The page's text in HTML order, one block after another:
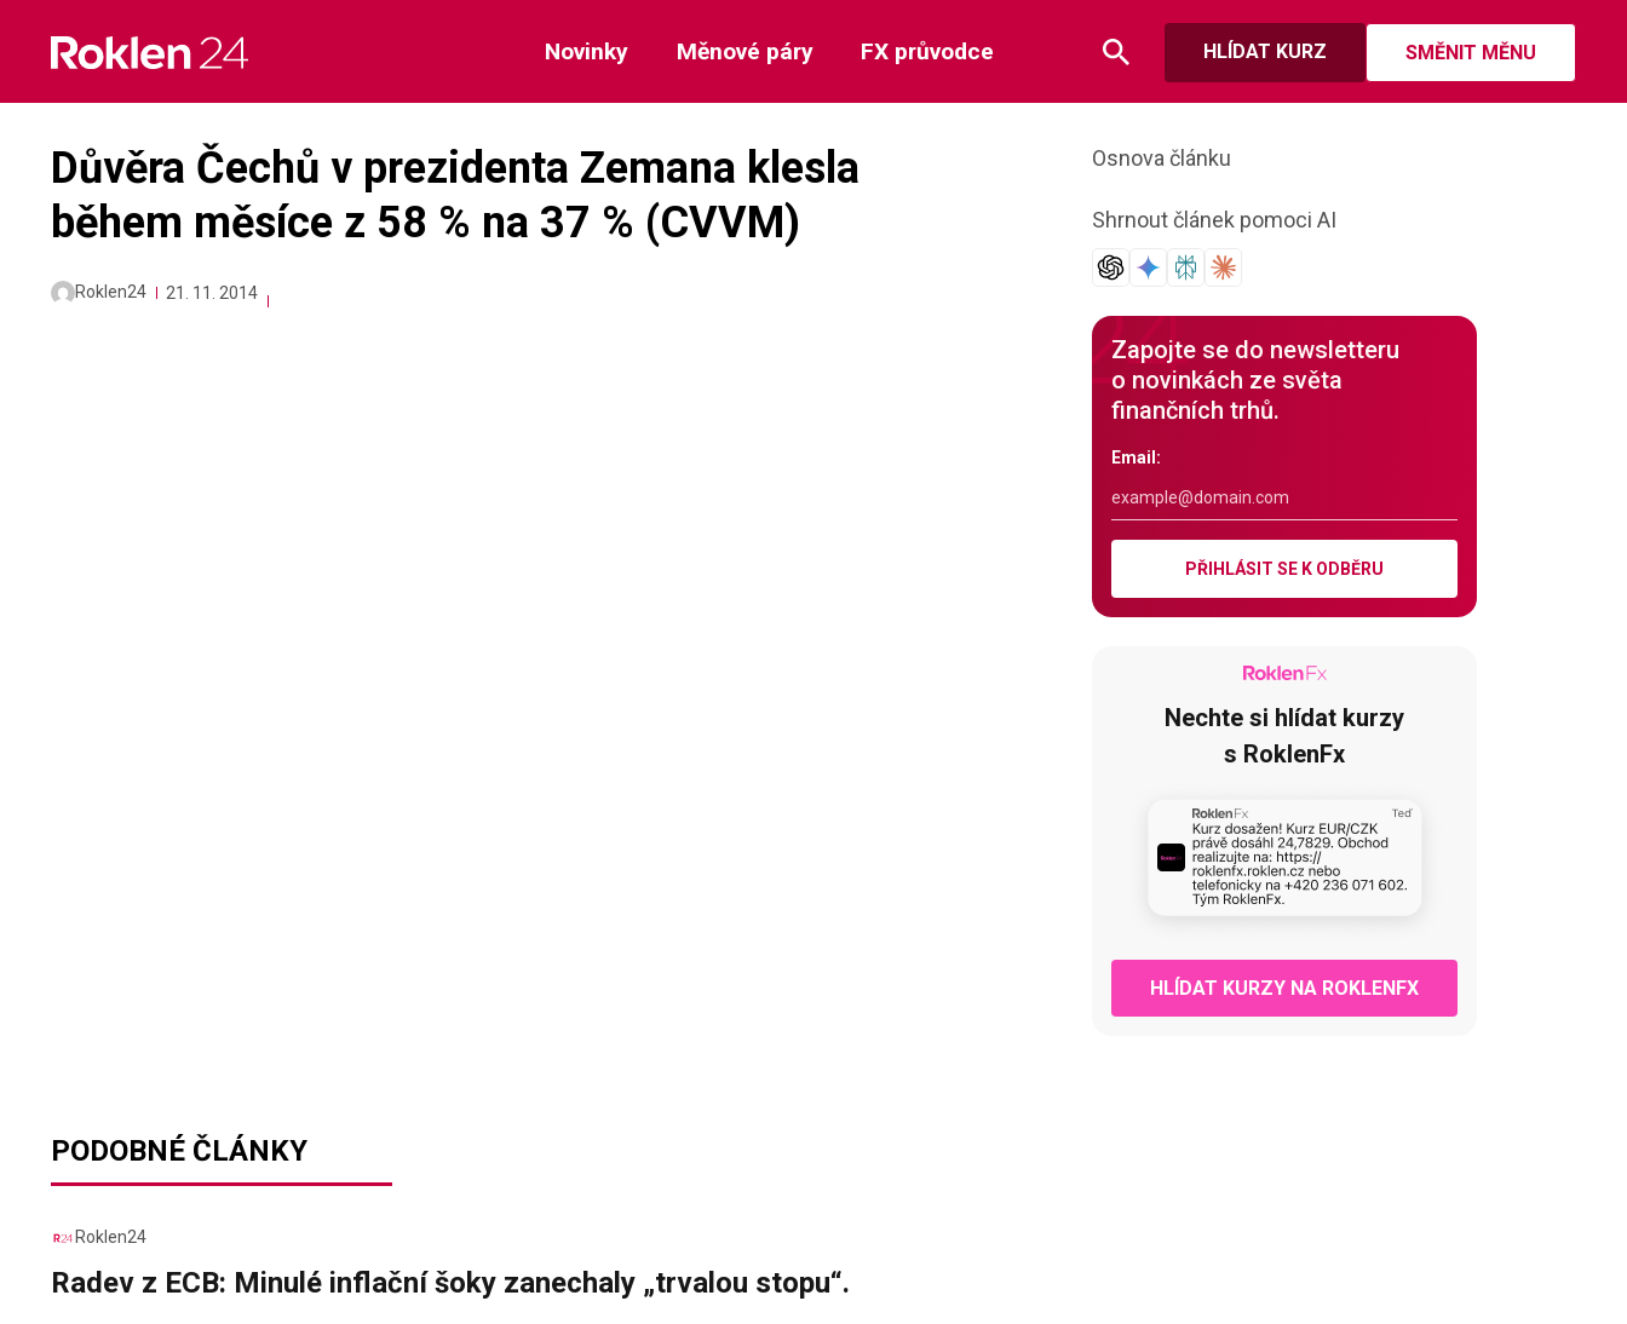
content
HLÍDAT KURZ SMĚNIT MĚNU
Novinky Měnové páry FX průvodce
Důvěra Čechů v prezidenta Zemana klesla
během měsíce z 58 % na 37 % (CVVM)
Roklen24 21. 11. 2014
Osnova článku
Shrnout článek pomoci AI
Zapojte se do newsletteru
o novinkách ze světa
finančních trhů.
Email:
PŘIHLÁSIT SE K ODBĚRU
Nechte si hlídat kurzy
s RoklenFx
HLÍDAT KURZY NA ROKLENFX
PODOBNÉ ČLÁNKY
Roklen24
Radev z ECB: Minulé inflační šoky zanechaly „trvalou stopu“.